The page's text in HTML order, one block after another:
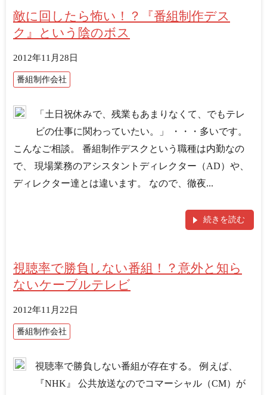
敵に回したら怖い！？『番組制作デス
ク』という陰のボス
2012年11月28日
番組制作会社
「土日祝休みで、残業もあまりなくて、でもテレ
ビの仕事に関わっていたい。」 ・・・多いです。
こんなご相談。 番組制作デスクという職種は内勤なの
で、 現場業務のアシスタントディレクター（AD）や、
ディレクター達とは違います。 なので、徹夜...
続きを読む
視聴率で勝負しない番組！？意外と知ら
ないケーブルテレビ
2012年11月22日
番組制作会社
視聴率で勝負しない番組が存在する。 例えば、
『NHK』 公共放送なのでコマーシャル（CM）が